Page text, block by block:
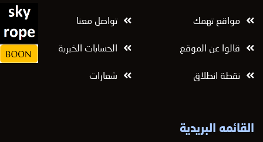
مواقع تهمك تواصل معنا
قالوا عن الموقع الحسابات الخيرية
نقطة انطلاق شعارات
القائمه البريدية